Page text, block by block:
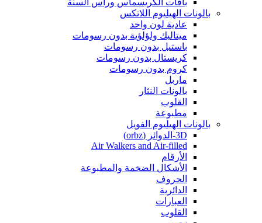
بالونات الهيليوم اللاتكس
عادية لون واحد
ميتاليك ولؤلؤية بدون رسومات
باستيل بدون رسومات
كريستال بدون رسومات
كروم بدون رسومات
ماربل
بالونات النثار
القلوب
مطبوعة
بالونات الهيليوم الفويل
3D-الدوائر (orbz)
Air Walkers and Air-filled
الأرقام
الأشكال الضخمة والمطبوعة
الحروف
الدائرية
العبارات
القلوب